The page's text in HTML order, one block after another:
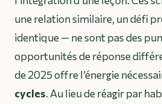
une relation similaire, un défi
identique — ne sont pas des
opportunités de réponse
de 2025 offre l’énergie
cycles. Au lieu de réagir par